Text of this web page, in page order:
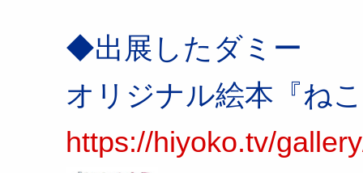
◆出展したダミー
オリジナル絵本『ね
https://hiyoko.tv/